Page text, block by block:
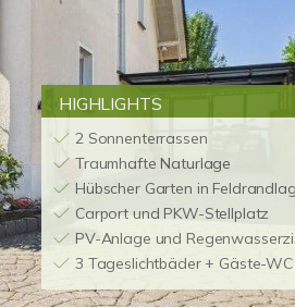
HIGHLIGHTS
2 Sonnenterrassen
Traumhafte Naturlage
Hübscher Garten in
Carport und PKW-Stellplatz
PV-Anlage und
3 Tageslichtbäder + Gäste-WC